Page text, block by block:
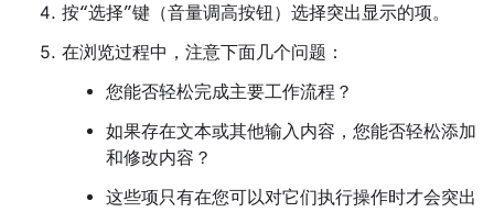
按“选择”键（音量调高按钮）选择突出显示的项。
在浏览过程中，注意下面几个问题：
您能否轻松完成主要工作流程？
如果存在文本或其他输入内容，您能否轻松添加
和修改内容？
这些项只有在您可以对它们执行操作时才会突出